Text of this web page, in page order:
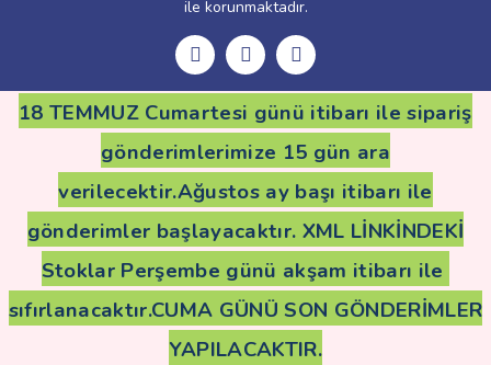
ile korunmaktadır.
18 TEMMUZ Cumartesi günü itibarı ile sipariş
gönderimlerimize 15 gün ara
verilecektir.Ağustos ay başı itibarı ile
gönderimler başlayacaktır. XML LİNKİNDEKİ
Stoklar Perşembe günü akşam itibarı ile
sıfırlanacaktır.CUMA GÜNÜ SON GÖNDERİMLER
YAPILACAKTIR.